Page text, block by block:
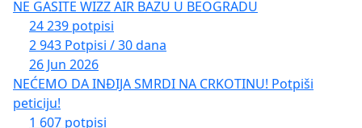
NE GASITE WIZZ AIR BAZU U BEOGRADU
24 239 potpisi
2 943 Potpisi / 30 dana
26 Jun 2026
NEĆEMO DA INĐIJA SMRDI NA CRKOTINU! Potpiši
peticiju!
1 607 potpisi